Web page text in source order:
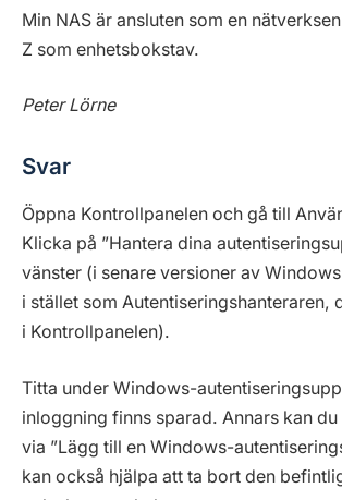
Min NAS är ansluten som en
Z som enhetsbokstav.
Peter Lörne
Svar
Öppna Kontrollpanelen och gå till
Klicka på ”Hantera dina
vänster (i senare versioner av
i stället som Autentiseringshanteraren,
i Kontrollpanelen).
Titta under Windows-
inloggning finns sparad. Annars kan
via ”Lägg till en Windows-
kan också hjälpa att ta bort den